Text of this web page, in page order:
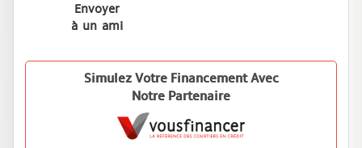
Envoyer
à un ami
Simulez Votre Financement Avec
Notre Partenaire